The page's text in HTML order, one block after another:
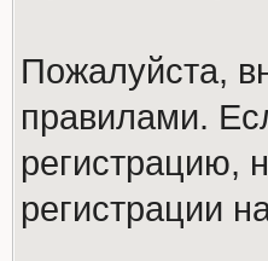
Пожалуйста,
правилами.
регистрацию,
регистрации